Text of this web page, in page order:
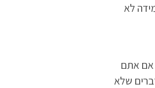
לא
אם אתם
שלא